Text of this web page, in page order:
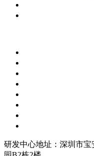
研发中心地址：深圳市